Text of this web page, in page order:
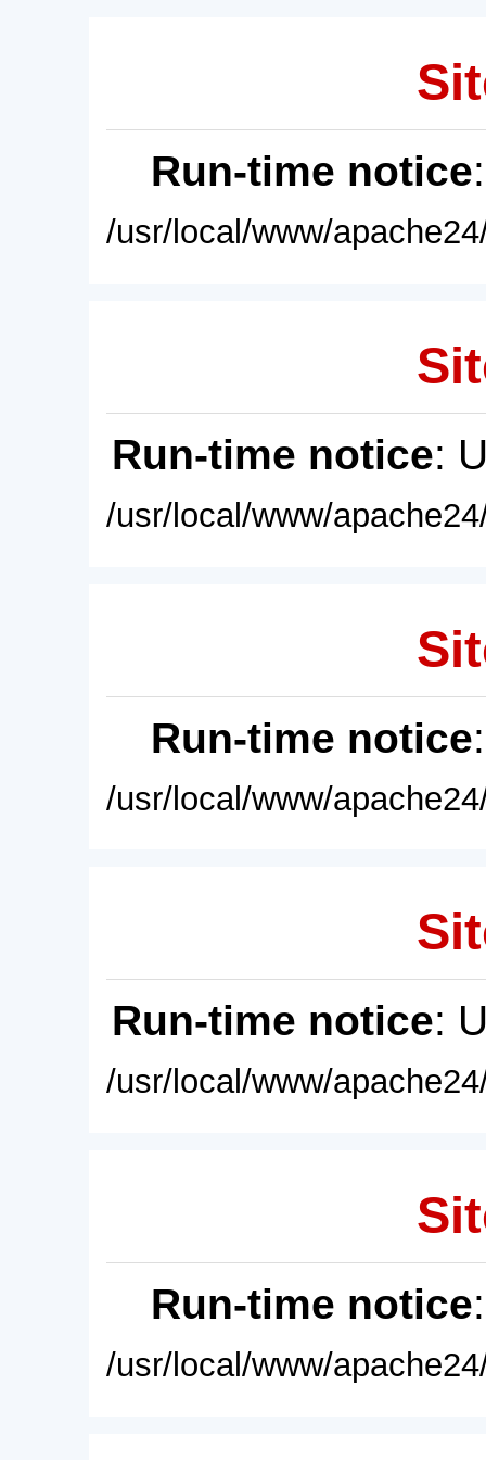
Run-time notice
/usr/local/www/
Run-time notice:
/usr/local/www/
Run-time notice
/usr/local/www/
Run-time notice:
/usr/local/www/
Run-time notice
/usr/local/www/